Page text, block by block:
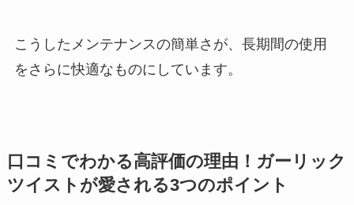
こうしたメンテナンスの簡単さが、長期間の使用
をさらに快適なものにしています。
口コミでわかる高評価の理由！ガーリック
ツイストが愛される3つのポイント